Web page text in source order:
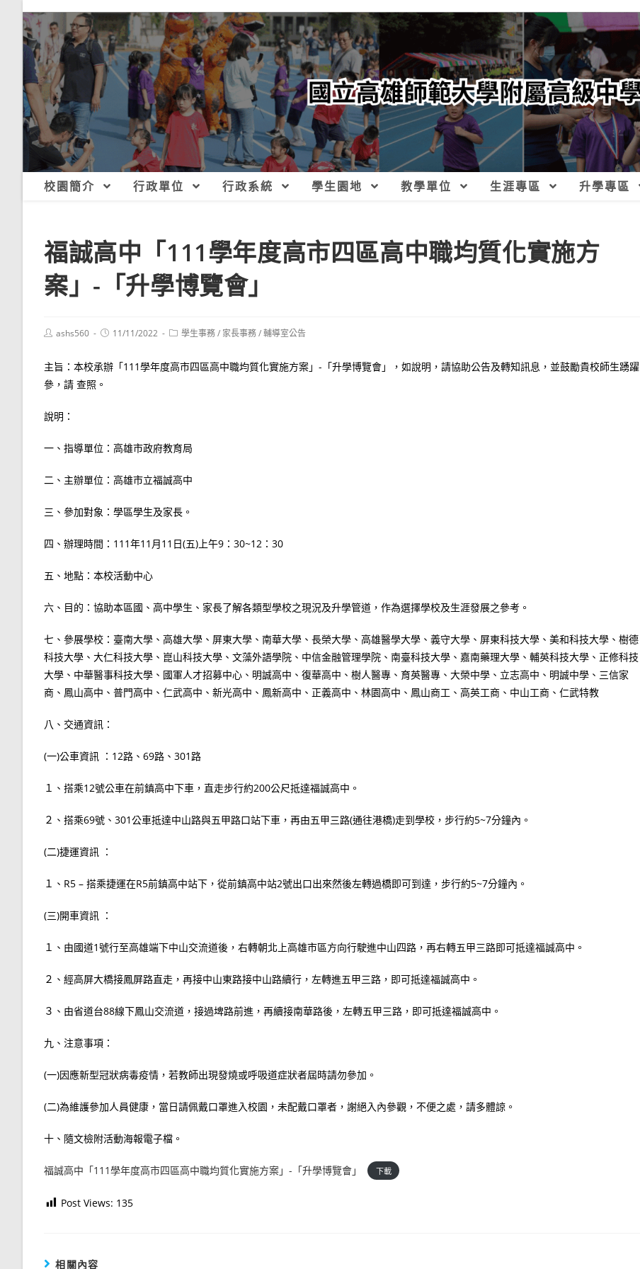
校園簡介 行政單位 行政系統 學生園地 教學單位 生涯專區 升學專區
福誠高中「111學年度高市四區高中職均質化實施方
案」-「升學博覽會」
Postashs560
Post11/11/2022
Post學生事務/ 家長事務/輔導室公告
主旨：本校承辦「111學年度高市四區高中職均質化實施方案」-「升學博覽會」，如說明，請協助公告及轉知訊息，並鼓勵貴校師生踴躍
參，請 查照。
說明：
一、指導單位：高雄市政府教育局
二、主辦單位：高雄市立福誠高中
三、參加對象：學區學生及家長。
四、辦理時間：111年11月11日(五)上午9：30~12：30
五、地點：本校活動中心
六、目的：協助本區國、高中學生、家長了解各類型學校之現況及升學管道，作為選擇學校及生涯發展之參考。
七、參展學校：臺南大學、高雄大學、屏東大學、南華大學、長榮大學、高雄醫學大學、義守大學、屏東科技大學、美和科技大學、樹德
科技大學、大仁科技大學、崑山科技大學、文藻外語學院、中信金融管理學院、南臺科技大學、嘉南藥理大學、輔英科技大學、正修科技
大學、中華醫事科技大學、國軍人才招募中心、明誠高中、復華高中、樹人醫專、育英醫專、大榮中學、立志高中、明誠中學、三信家
商、鳳山高中、普門高中、仁武高中、新光高中、鳳新高中、正義高中、林園高中、鳳山商工、高英工商、中山工商、仁武特教
八、交通資訊：
(一)公車資訊 ：12路、69路、301路
１、搭乘12號公車在前鎮高中下車，直走步行約200公尺抵達福誠高中。
２、搭乘69號、301公車抵達中山路與五甲路口站下車，再由五甲三路(通往港橋)走到學校，步行約5~7分鐘內。
(二)捷運資訊 ：
１、R5 – 搭乘捷運在R5前鎮高中站下，從前鎮高中站2號出口出來然後左轉過橋即可到達，步行約5~7分鐘內。
(三)開車資訊 ：
１、由國道1號行至高雄端下中山交流道後，右轉朝北上高雄市區方向行駛進中山四路，再右轉五甲三路即可抵達福誠高中。
２、經高屏大橋接鳳屏路直走，再接中山東路接中山路續行，左轉進五甲三路，即可抵達福誠高中。
３、由省道台88線下鳳山交流道，接過埤路前進，再續接南華路後，左轉五甲三路，即可抵達福誠高中。
九、注意事項：
(一)因應新型冠狀病毒疫情，若教師出現發燒或呼吸道症狀者屆時請勿參加。
(二)為維護參加人員健康，當日請佩戴口罩進入校園，未配戴口罩者，謝絕入內參觀，不便之處，請多體諒。
十、隨文檢附活動海報電子檔。
福誠高中「111學年度高市四區高中職均質化實施方案」-「升學博覽會」 下載
Post Views: 135
相關內容